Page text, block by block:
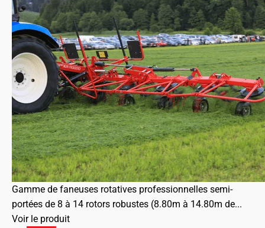
Gamme de faneuses rotatives professionnelles semi-
portées de 8 à 14 rotors robustes (8.80m à 14.80m de...
Voir le produit